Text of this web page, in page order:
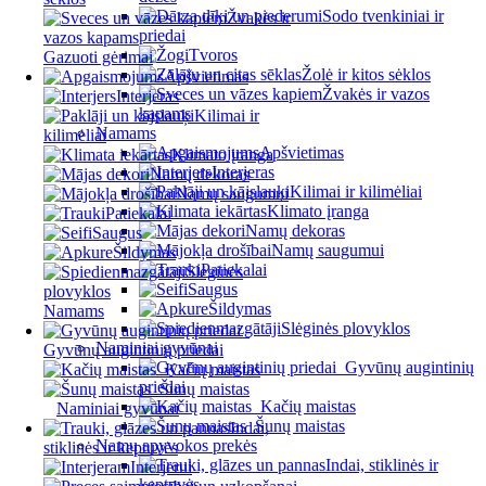
Žvakės ir
vazos kapams
Gazuoti gėrimai
Apšvietimas
Interjeras
Kilimai ir
kilimėliai
Klimato įranga
Namų dekoras
Namų saugumui
Patiekalai
Saugus
Šildymas
Slėginės
plovyklos
Namams
Gyvūnų augintinių priedai
Kačių maistas
Šunų maistas
Naminiai gyvūnai
Indai,
stiklinės ir keptuvės
Interjerui
Sodo tvenkiniai ir
priedai
Tvoros
Žolė ir kitos sėklos
Žvakės ir vazos
kapams
Namams
Apšvietimas
Interjeras
Kilimai ir kilimėliai
Klimato įranga
Namų dekoras
Namų saugumui
Patiekalai
Saugus
Šildymas
Slėginės plovyklos
Naminiai gyvūnai
Gyvūnų augintinių
priedai
Kačių maistas
Šunų maistas
Namų apyvokos prekės
Indai, stiklinės ir